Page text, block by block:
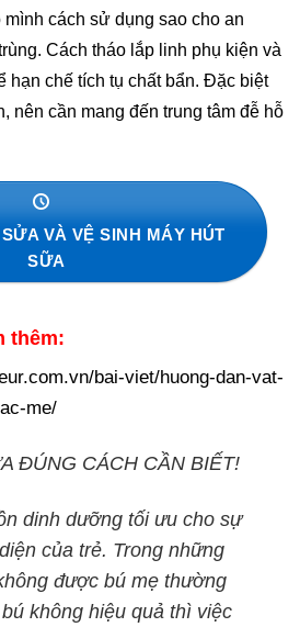
cách sử dụng sao cho an
Cách tháo lắp linh phụ kiện và
hạn chế tích tụ chất bẩn. Đặc biệt
nên cần mang đến trung tâm đễ hỗ
VÀ VỆ SINH MÁY HÚT
SỮA
thêm:
bai-viet/huong-dan-vat-
me/
ĐÚNG CÁCH CẦN BIẾT!
dinh dưỡng tối ưu cho sự
của trẻ. Trong những
được bú mẹ thường
không hiệu quả thì việc